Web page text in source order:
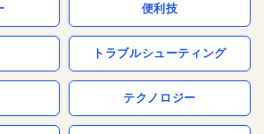
便利技
トラブルシューティング
テクノロジー